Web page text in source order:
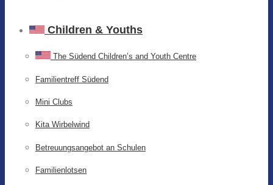
Children & Youths
The Südend Children’s and Youth Centre
Familientreff Südend
Mini Clubs
Kita Wirbelwind
Betreuungsangebot an Schulen
Familienlotsen